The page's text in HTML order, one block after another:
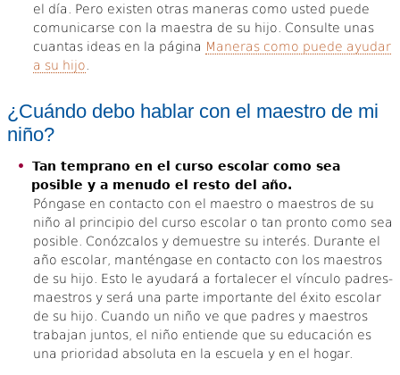
el día. Pero existen otras maneras como usted puede
comunicarse con la maestra de su hijo. Consulte unas
cuantas ideas en la página Maneras como puede ayudar
a su hijo
¿Cuándo debo hablar con el maestro de mi
niño?
Tan temprano en el curso escolar como sea
posible y a menudo el resto del año.
Póngase en contacto con el maestro o maestros de su
niño al principio del curso escolar o tan pronto como sea
posible. Conózcalos y demuestre su interés. Durante el
año escolar, manténgase en contacto con los maestros
de su hijo. Esto le ayudará a fortalecer el vínculo padres-
maestros y será una parte importante del éxito escolar
de su hijo. Cuando un niño ve que padres y maestros
trabajan juntos, el niño entiende que su educación es
una prioridad absoluta en la escuela y en el hogar.